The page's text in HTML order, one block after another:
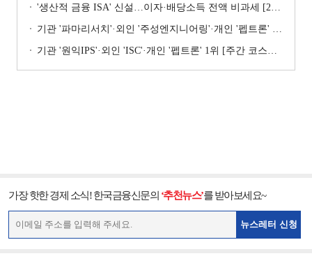
'생산적 금융 ISA' 신설…이자·배당소득 전액 비과세 [2026 세제개편안]
기관 '파마리서치'·외인 '주성엔지니어링'·개인 '펩트론' 1위 [주간 코스닥 순매수- 2026년 7월27일~7월31일]
기관 '원익IPS'·외인 'ISC'·개인 '펩트론' 1위 [주간 코스닥 순매수- 2026년 7월6일~7월10일]
가장 핫한 경제 소식! 한국금융신문의 ‘추천뉴스’를 받아보세요~
뉴스레터 신청